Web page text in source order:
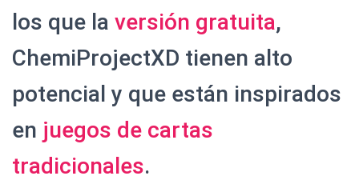
los que la versión gratuita,
ChemiProjectXD tienen alto
potencial y que están inspirados
en juegos de cartas
tradicionales.